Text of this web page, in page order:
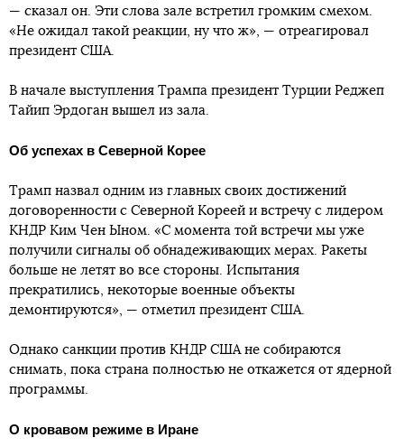
— сказал он. Эти слова зале встретил громким смехом.
«Не ожидал такой реакции, ну что ж», — отреагировал
президент США.
В начале выступления Трампа президент Турции Реджеп
Тайип Эрдоган вышел из зала.
Об успехах в Северной Корее
Трамп назвал одним из главных своих достижений
договоренности с Северной Кореей и встречу с лидером
КНДР Ким Чен Ыном. «С момента той встречи мы уже
получили сигналы об обнадеживающих мерах. Ракеты
больше не летят во все стороны. Испытания
прекратились, некоторые военные объекты
демонтируются», — отметил президент США.
Однако санкции против КНДР США не собираются
снимать, пока страна полностью не откажется от ядерной
программы.
О кровавом режиме в Иране